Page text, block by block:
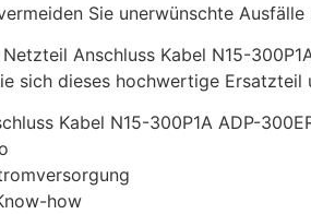
Sie unerwünschte
Anschluss Kabel N15-
sich dieses hochwertige
Kabel N15-300P1A ADP-
how